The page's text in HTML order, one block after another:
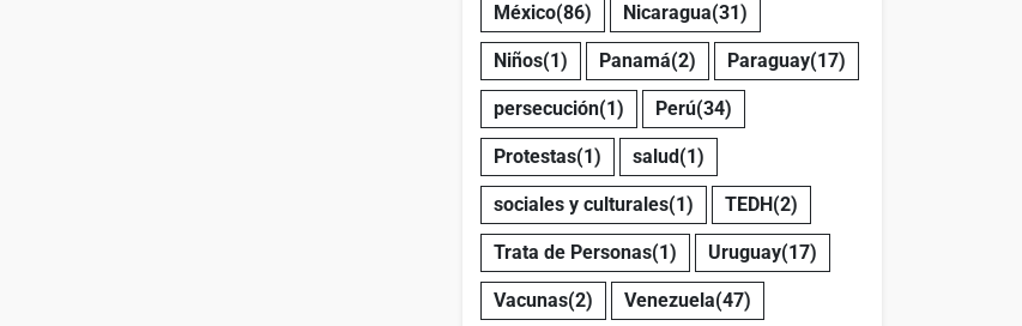
México(86) Nicaragua(31)
Niños(1) Panamá(2) Paraguay(17)
persecución(1) Perú(34)
Protestas(1) salud (1)
sociales y culturales(1) TEDH (2)
Trata de Personas(1) Uruguay(17)
Vacunas(2) Venezuela(47)